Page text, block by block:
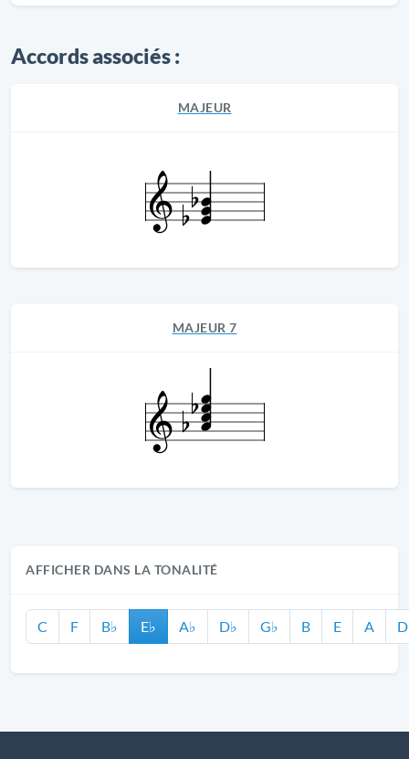
Accords associés :
MAJEUR
MAJEUR 7
AFFICHER DANS LA TONALITÉ
C F B♭ E♭ A♭ D♭ G♭ B E A D